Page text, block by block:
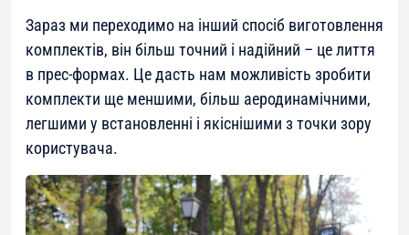
Зараз ми переходимо на інший спосіб виготовлення
комплектів, він більш точний і надійний – це лиття
в прес-формах. Це дасть нам можливість зробити
комплекти ще меншими, більш аеродинамічними,
легшими у встановленні і якіснішими з точки зору
користувача.